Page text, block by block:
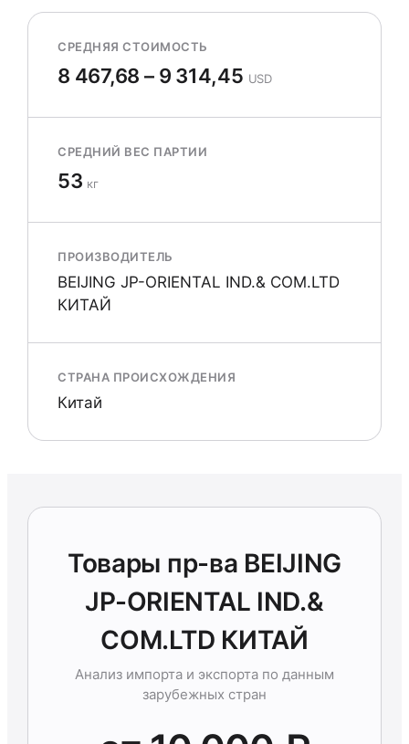
СРЕДНЯЯ СТОИМОСТЬ
8 467,68 – 9 314,45 USD
СРЕДНИЙ ВЕС ПАРТИИ
53 кг
ПРОИЗВОДИТЕЛЬ
BEIJING JP-ORIENTAL IND.& COM.LTD
КИТАЙ
СТРАНА ПРОИСХОЖДЕНИЯ
Китай
Товары пр-ва BEIJING
JP-ORIENTAL IND.&
COM.LTD КИТАЙ
Анализ импорта и экспорта по данным
зарубежных стран